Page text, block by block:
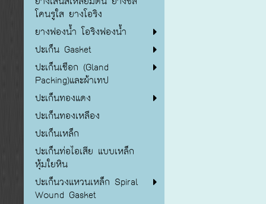
โคนรูใส ยางโอริง
ยางฟองน้ำ โอริงฟองน้ำ
ปะเก็น Gasket
ปะเก็นเชือก (Gland
Packing)และผ้าเทป
ปะเก็นทองแดง
ปะเก็นทองเหลือง
ปะเก็นเหล็ก
ปะเก็นท่อไอเสีย แบบเหล็ก
หุ้มใยหิน
ปะเก็นวงแหวนเหล็ก Spiral
Wound Gasket